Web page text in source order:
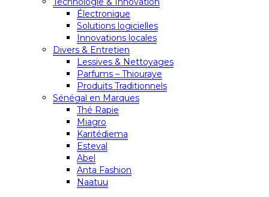
Électronique
Solutions logicielles
Innovations locales
Divers & Entretien
Lessives & Nettoyages
Parfums – Thiouraye
Produits Traditionnels
Sénégal en Marques
Thé Rapie
Miagro
Karitédiema
Esteval
Abel
Anta Fashion
Naatuu